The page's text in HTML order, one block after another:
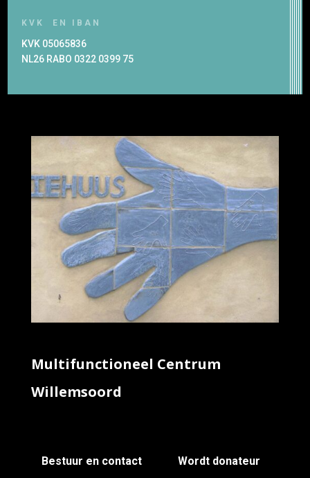
KVK EN IBAN
KVK 05065836
NL26 RABO 0322 0399 75
Multifunctioneel Centrum
Willemsoord
Bestuur en contact Wordt donateur